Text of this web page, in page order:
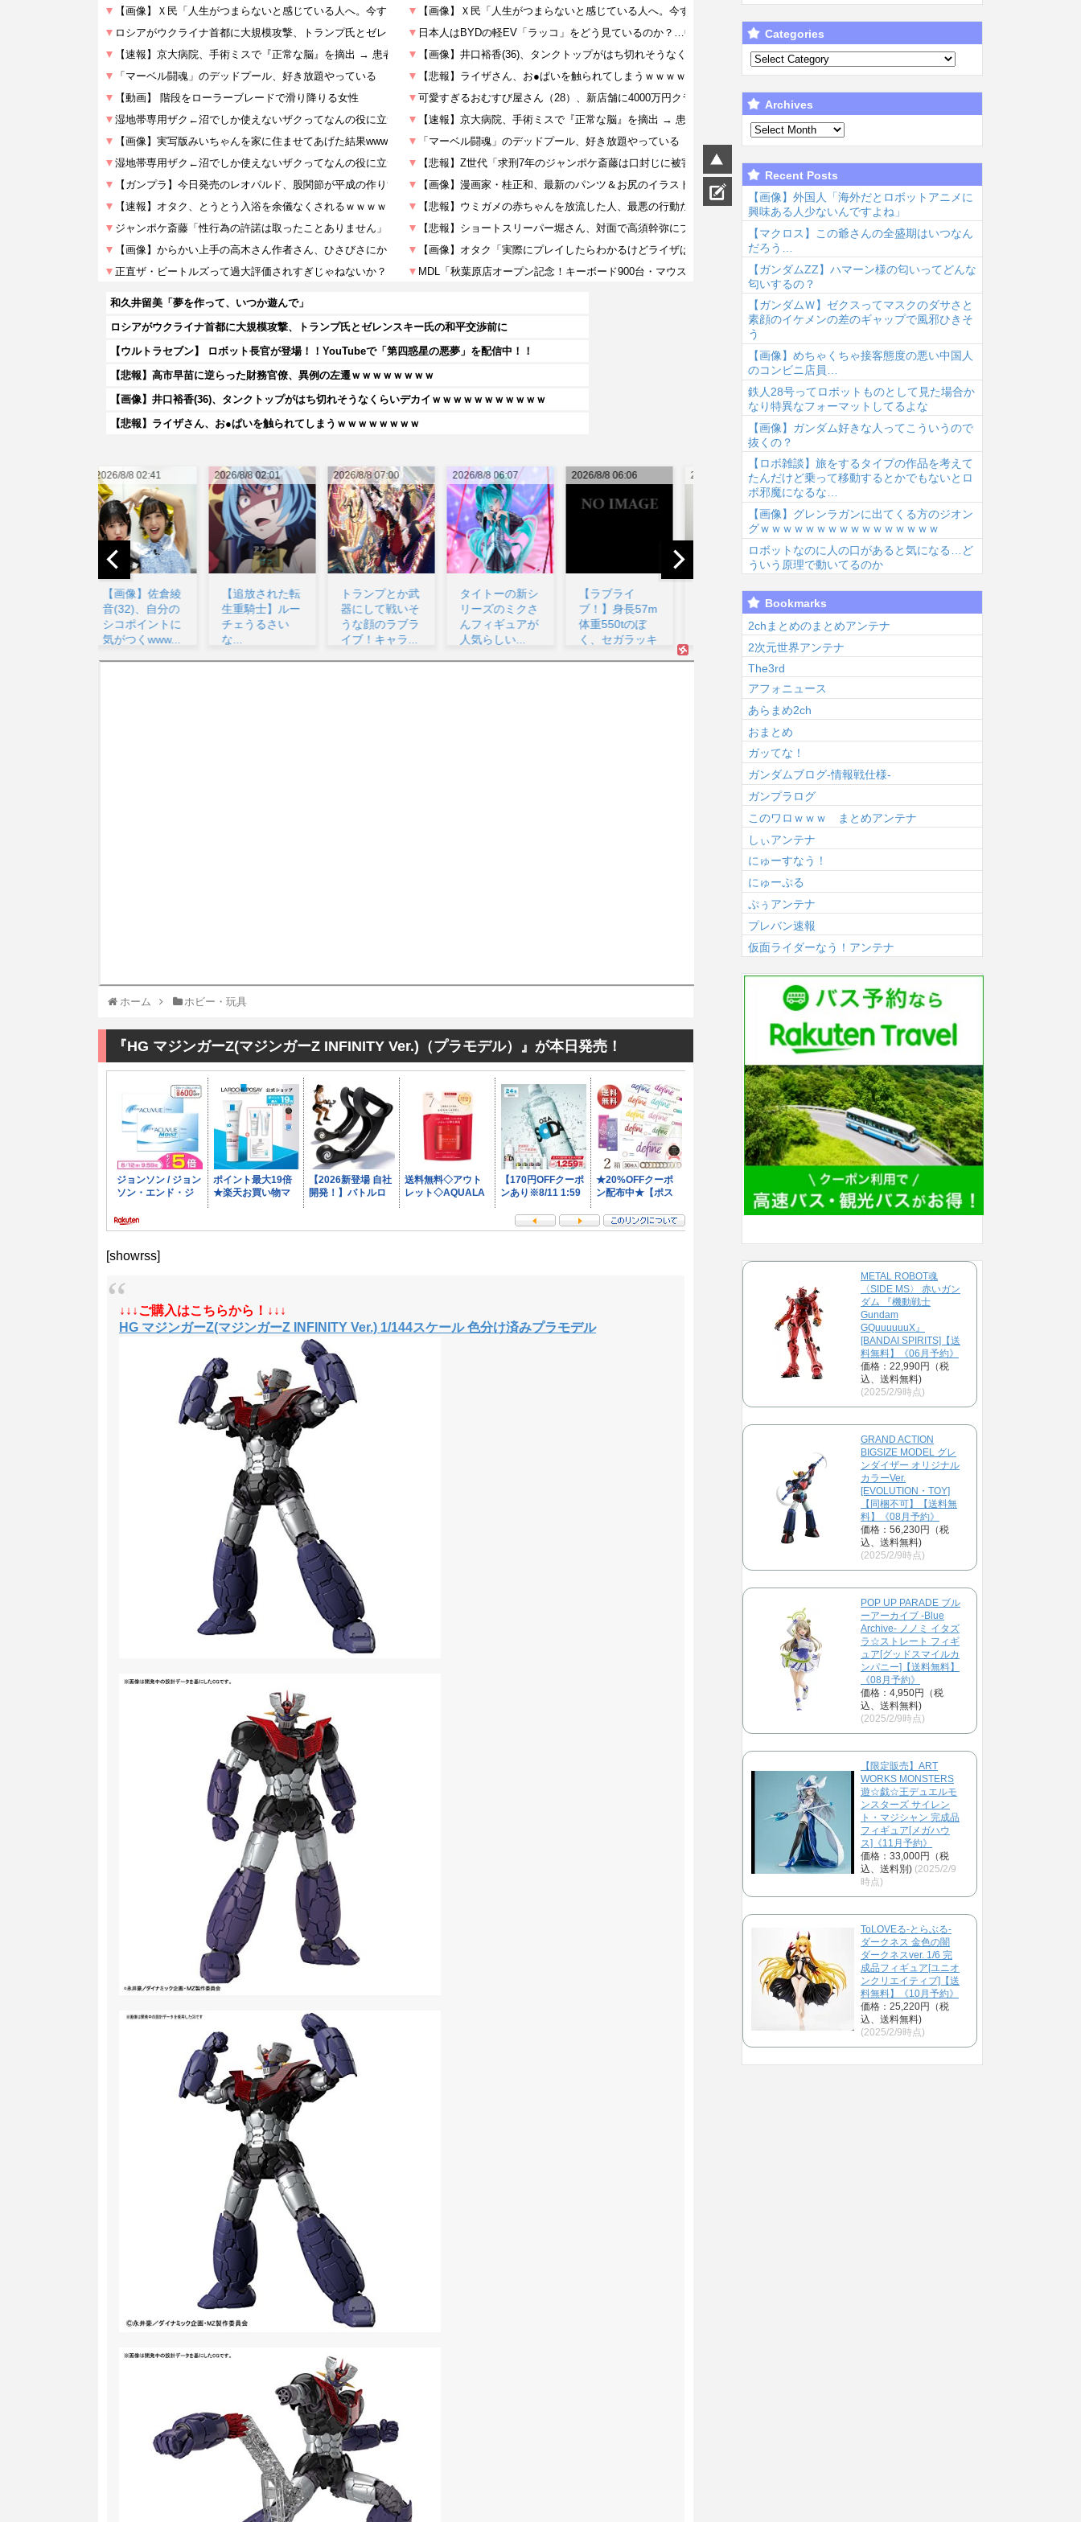
和久井留美「夢を作って、いつか遊んで」
ロシアがウクライナ首都に大規模攻撃、トランプ氏とゼレンスキー氏の和平交渉前に
【ウルトラセブン】 ロボット長官が登場！！YouTubeで「第四惑星の悪夢」を配信中！！
【悲報】高市早苗に逆らった財務官僚、異例の左遷ｗｗｗｗｗｗｗｗ
【画像】井口裕香(36)、タンクトップがはち切れそうなくらいデカイｗｗｗｗｗｗｗｗｗｗｗ
【悲報】ライザさん、お●ぱいを触られてしまうｗｗｗｗｗｗｗｗ
2026/8/8 07:00
トランプとか武
器にして戦いそ
うな顔のラブラ
2026/8/8 06:07
タイトーの新シ
リーズのミクさ
んフィギュアが
人気らしい...
2026/8/8 06:06
【ラブライ
ブ！】身長57m
体重550tのぼ
く、セガラッキ
2026/8/8 05:53
【悲報】堀大輔
さん、実は仮眠
を取っていた
www...
2026/8/8 04:03
優木せつ菜、お
誕生日【ラブラ
イブ！虹ヶ
咲】...
2026/8/8 03:54
【声優】逢田梨
奇言で打線組ん
だ【ラブライ
ブ！サ...
2026/8/8 03:29
【悲報】深夜ア
気キャラを追加
して...
2026/8/8 02:01
【追放された転
生重騎士】ルー
チェうるさい
な...
ホーム ホビー・玩具
『HG マジンガーZ(マジンガーZ INFINITY Ver.)（プラモデル）』が本日発売！
[showrss]
↓↓↓ご購入はこちらから！↓↓↓
HG マジンガーZ(マジンガーZ INFINITY Ver.) 1/144スケール 色分け済みプラモデル
Categories
Archives
Recent Posts
【画像】外国人「海外だとロボットアニメに
興味ある人少ないんですよね」
【マクロス】この爺さんの全盛期はいつなん
だろう…
【ガンダムΖΖ】ハマーン様の匂いってどんな
匂いするの？
【ガンダムＷ】ゼクスってマスクのダサさと
素顔のイケメンの差のギャップで風邪ひきそ
う
【画像】めちゃくちゃ接客態度の悪い中国人
のコンビニ店員…
鉄人28号ってロボットものとして見た場合か
なり特異なフォーマットしてるよな
【画像】ガンダム好きな人ってこういうので
抜くの？
【ロボ雑談】旅をするタイプの作品を考えて
たんだけど乗って移動するとかでもないとロ
ボ邪魔になるな…
【画像】グレンラガンに出てくる方のジオン
グｗｗｗｗｗｗｗｗｗｗｗｗｗｗｗｗ
ロボットなのに人の口があると気になる…ど
ういう原理で動いてるのか
Bookmarks
2chまとめのまとめアンテナ
2次元世界アンテナ
The3rd
アフォニュース
あらまめ2ch
おまとめ
ガッてな！
ガンダムブログ-情報戦仕様-
ガンプラログ
このワロｗｗｗ まとめアンテナ
しぃアンテナ
にゅーすなう！
にゅーぷる
ぷぅアンテナ
プレバン速報
仮面ライダーなう！アンテナ
METAL ROBOT魂
〈SIDE MS〉 赤いガン
ダム 『機動戦士
Gundam
GQuuuuuuX』
[BANDAI SPIRITS]【送
料無料】《06月予約》
価格：22,990円（税
込、送料無料)
(2025/2/9時点)
GRAND ACTION
BIGSIZE MODEL グレ
ンダイザー オリジナル
カラーVer.
[EVOLUTION・TOY]
【同梱不可】【送料無
料】《08月予約》
価格：56,230円（税
込、送料無料)
(2025/2/9時点)
POP UP PARADE ブル
ーアーカイブ -Blue
Archive- ノノミ イタズ
ラ☆ストレート フィギ
ュア[グッドスマイルカ
ンパニー]【送料無料】
《08月予約》
価格：4,950円（税
込、送料無料)
(2025/2/9時点)
【限定販売】ART
WORKS MONSTERS
遊☆戯☆王デュエルモ
ンスターズ サイレン
ト・マジシャン 完成品
フィギュア[メガハウ
ス]《11月予約》
価格：33,000円（税
込、送料別) (2025/2/9
時点)
ToLOVEる-とらぶる-
ダークネス 金色の闇
ダークネスver. 1/6 完
成品フィギュア[ユニオ
ンクリエイティブ]【送
料無料】《10月予約》
価格：25,220円（税
込、送料無料)
(2025/2/9時点)